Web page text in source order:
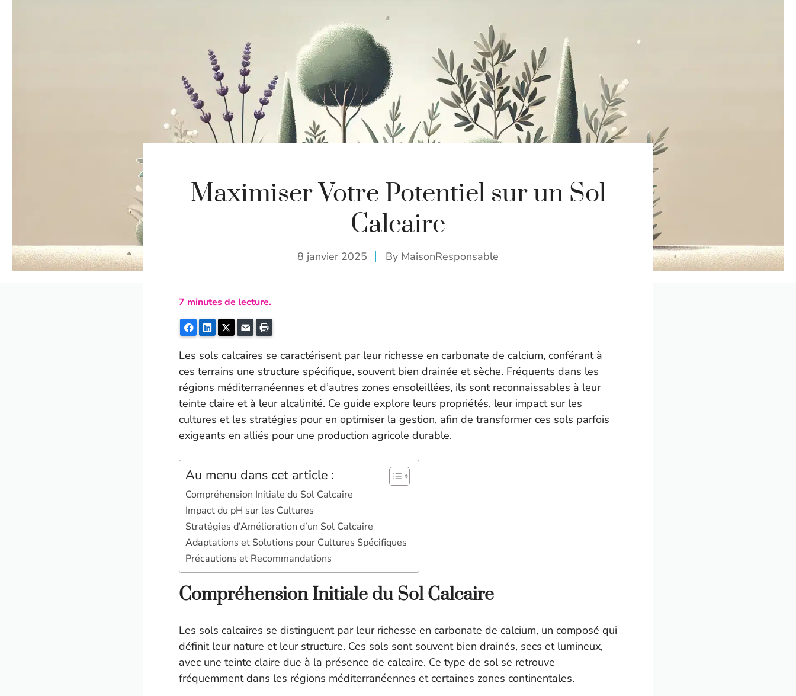
Maximiser Votre Potentiel sur un Sol
Calcaire
8 janvier 2025 By MaisonResponsable
7 minutes de lecture.
FacebookLinkedInTwitterE-mail
Les sols calcaires se caractérisent par leur richesse en carbonate de calcium, conférant à
ces terrains une structure spécifique, souvent bien drainée et sèche. Fréquents dans les
régions méditerranéennes et d’autres zones ensoleillées, ils sont reconnaissables à leur
teinte claire et à leur alcalinité. Ce guide explore leurs propriétés, leur impact sur les
cultures et les stratégies pour en optimiser la gestion, afin de transformer ces sols parfois
exigeants en alliés pour une production agricole durable.
Au menu dans cet article :
Compréhension Initiale du Sol Calcaire
Impact du pH sur les Cultures
Stratégies d’Amélioration d’un Sol Calcaire
Adaptations et Solutions pour Cultures Spécifiques
Précautions et Recommandations
Compréhension Initiale du Sol Calcaire
Les sols calcaires se distinguent par leur richesse en carbonate de calcium, un composé qui
définit leur nature et leur structure. Ces sols sont souvent bien drainés, secs et lumineux,
avec une teinte claire due à la présence de calcaire. Ce type de sol se retrouve
fréquemment dans les régions méditerranéennes et certaines zones continentales.